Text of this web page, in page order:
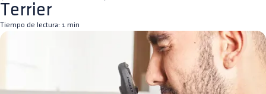
Terrier
Tiempo de lectura: 1 min